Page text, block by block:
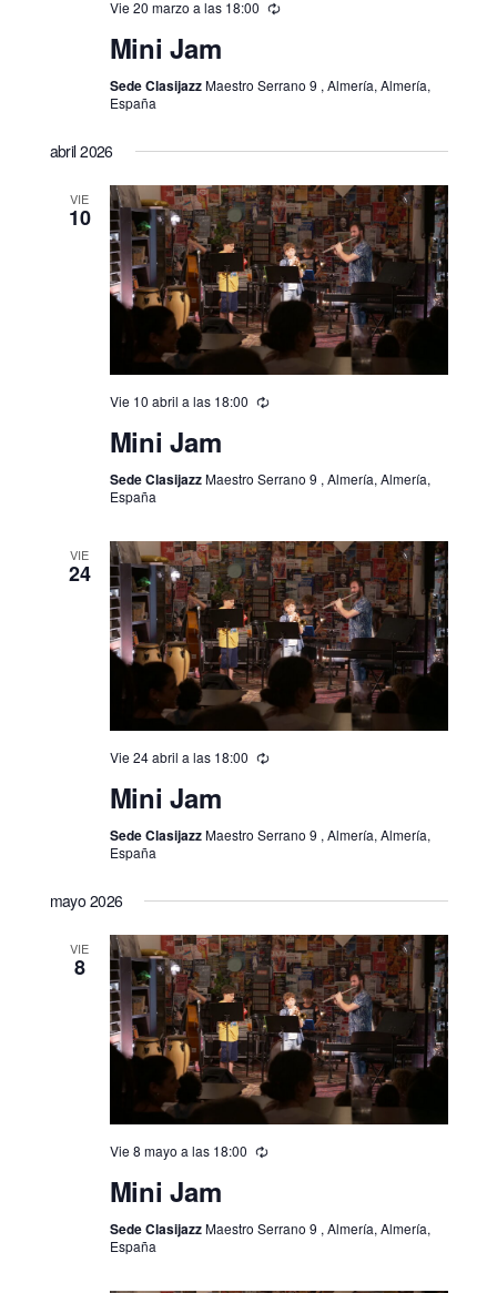
Vie 20 marzo a las 18:00
Mini Jam
Sede ClasijazzMaestro Serrano 9 , Almería, Almería,
España
abril 2026
VIE
10
Vie 10 abril a las 18:00
Mini Jam
Sede ClasijazzMaestro Serrano 9 , Almería, Almería,
España
VIE
24
Vie 24 abril a las 18:00
Mini Jam
Sede ClasijazzMaestro Serrano 9 , Almería, Almería,
España
mayo 2026
VIE
8
Vie 8 mayo a las 18:00
Mini Jam
Sede ClasijazzMaestro Serrano 9 , Almería, Almería,
España